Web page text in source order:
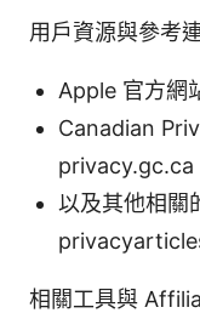
用戶資源與參考
Apple 官方網
Canadian
privacy.gc.ca
以及其他相關
相關工具與